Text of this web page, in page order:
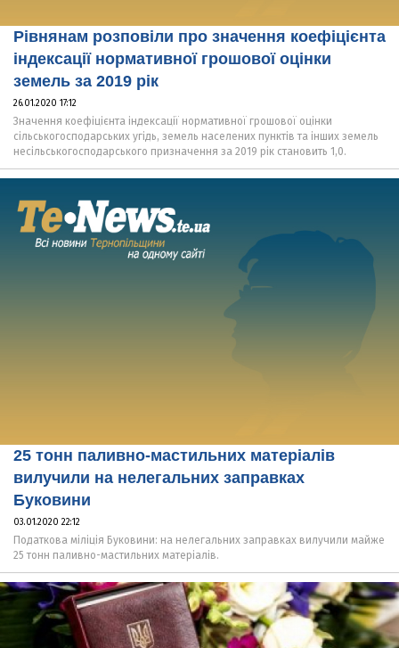
Рівнянам розповіли про значення коефіцієнта
індексації нормативної грошової оцінки
земель за 2019 рік
26.01.2020 17:12
Значення коефіцієнта індексації нормативної грошової оцінки
сільськогосподарських угідь, земель населених пунктів та інших земель
несільськогосподарського призначення за 2019 рік становить 1,0.
25 тонн паливно-мастильних матеріалів
вилучили на нелегальних заправках
Буковини
03.01.2020 22:12
Податкова міліція Буковини: на нелегальних заправках вилучили майже
25 тонн паливно-мастильних матеріалів.